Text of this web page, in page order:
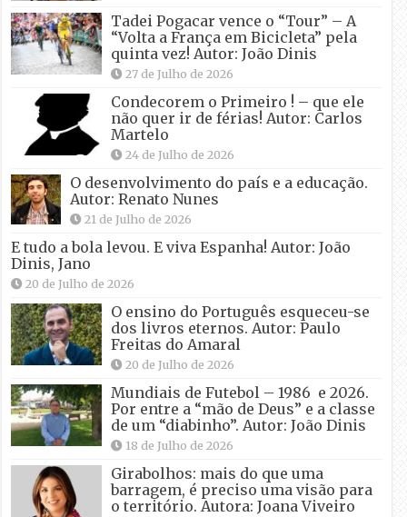
Tadei Pogacar vence o “Tour” – A
“Volta a França em Bicicleta” pela
quinta vez! Autor: João Dinis
27 de Julho de 2026
Condecorem o Primeiro ! – que ele
não quer ir de férias! Autor: Carlos
Martelo
24 de Julho de 2026
O desenvolvimento do país e a educação.
Autor: Renato Nunes
21 de Julho de 2026
E tudo a bola levou. E viva Espanha! Autor: João
Dinis, Jano
20 de Julho de 2026
O ensino do Português esqueceu-se
dos livros eternos. Autor: Paulo
Freitas do Amaral
20 de Julho de 2026
Mundiais de Futebol – 1986 e 2026.
Por entre a “mão de Deus” e a classe
de um “diabinho”. Autor: João Dinis
18 de Julho de 2026
Girabolhos: mais do que uma
barragem, é preciso uma visão para
o território. Autora: Joana Viveiro